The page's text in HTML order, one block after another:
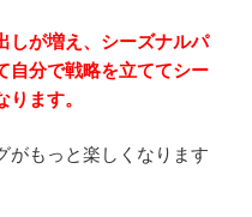
しが増え、シーズナルパ
自分で戦略を立ててシー
ます。
がもっと楽しくなります